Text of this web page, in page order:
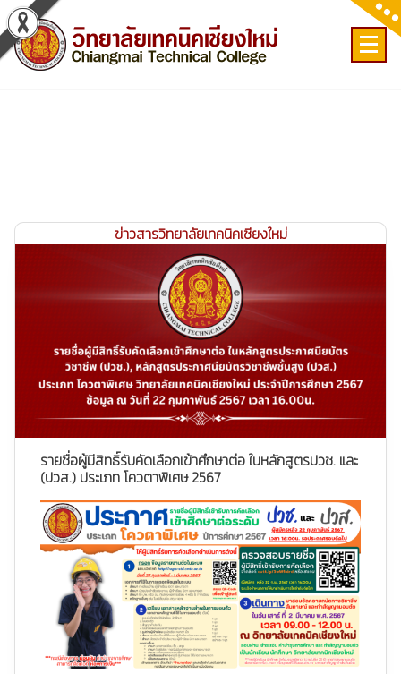
Skip
to
content
ข่าวสารวิทยาลัยเทคนิคเชียงใหม่
รายชื่อผู้มีสิทธิ์รับคัดเลือกเข้าศึกษาต่อ ในหลักสูตรปวช. และ
(ปวส.) ประเภท โควตาพิเศษ 2567